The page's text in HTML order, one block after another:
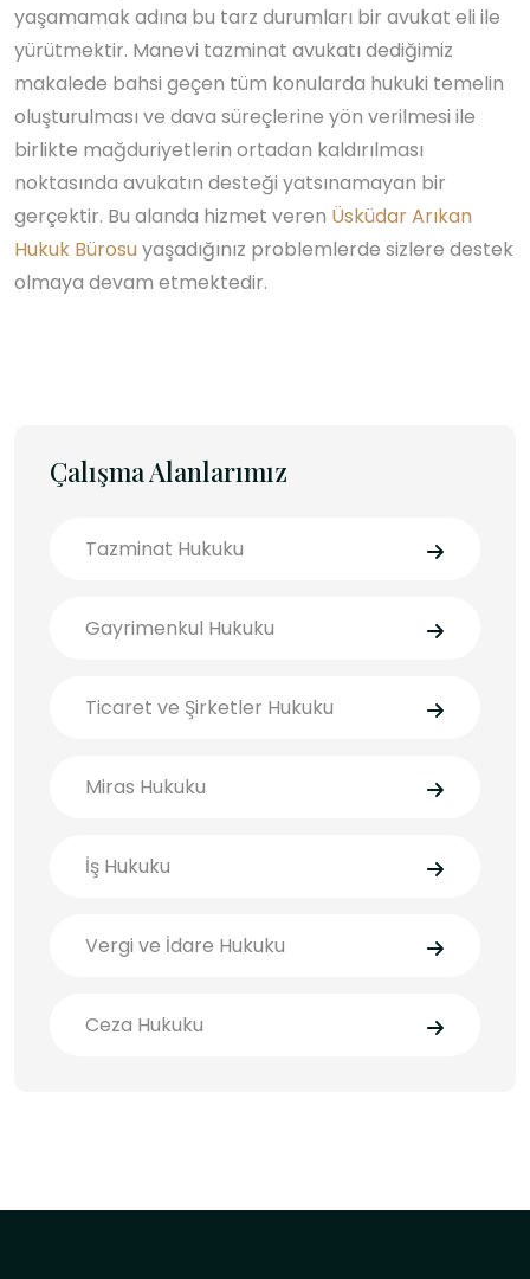
yaşamamak adına bu tarz durumları bir avukat eli ile
yürütmektir. Manevi tazminat avukatı dediğimiz
makalede bahsi geçen tüm konularda hukuki temelin
oluşturulması ve dava süreçlerine yön verilmesi ile
birlikte mağduriyetlerin ortadan kaldırılması
noktasında avukatın desteği yatsınamayan bir
gerçektir. Bu alanda hizmet veren Üsküdar Arıkan
Hukuk Bürosu yaşadığınız problemlerde sizlere destek
olmaya devam etmektedir.
Çalışma Alanlarımız
Tazminat Hukuku
Gayrimenkul Hukuku
Ticaret ve Şirketler Hukuku
Miras Hukuku
İş Hukuku
Vergi ve İdare Hukuku
Ceza Hukuku